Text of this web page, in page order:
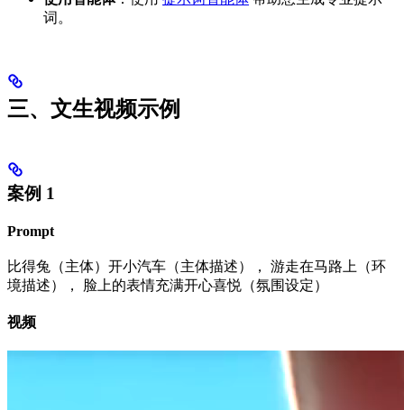
词。
三、文生视频示例
案例 1
Prompt
比得兔（主体）开小汽车（主体描述）， 游走在马路上（环
境描述）， 脸上的表情充满开心喜悦（氛围设定）
视频